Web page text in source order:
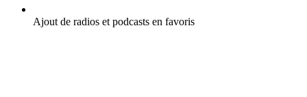
Ajout de radios et podcasts en favoris